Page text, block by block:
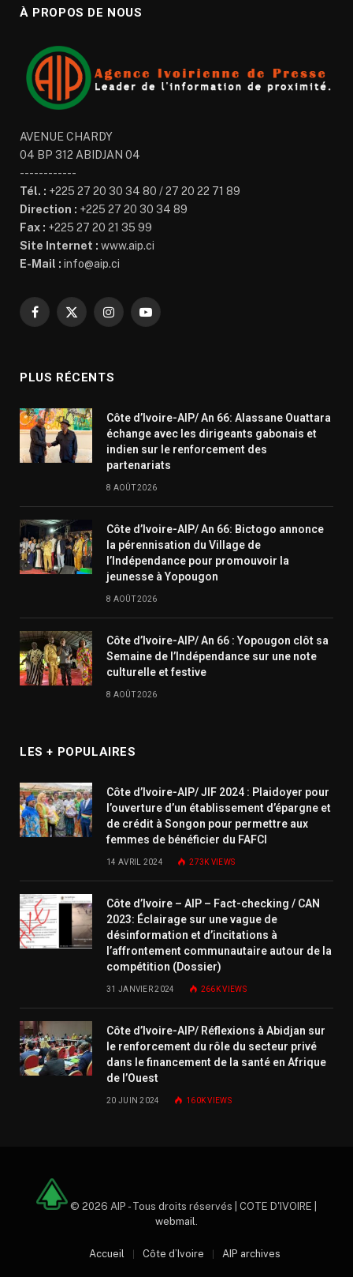
À PROPOS DE NOUS
AVENUE CHARDY
04 BP 312 ABIDJAN 04
------------
Tél. : +225 27 20 30 34 80 / 27 20 22 71 89
Direction : +225 27 20 30 34 89
Fax : +225 27 20 21 35 99
Site Internet : www.aip.ci
E-Mail : info@aip.ci
Facebook
X
InstagramYouTube
PLUS RÉCENTS
Côte d’Ivoire-AIP/ An 66: Alassane Ouattara
échange avec les dirigeants gabonais et
indien sur le renforcement des
partenariats
8 AOÛT 2026
Côte d’Ivoire-AIP/ An 66: Bictogo annonce
la pérennisation du Village de
l’Indépendance pour promouvoir la
jeunesse à Yopougon
8 AOÛT 2026
Côte d’Ivoire-AIP/ An 66 : Yopougon clôt sa
Semaine de l’Indépendance sur une note
culturelle et festive
8 AOÛT 2026
LES + POPULAIRES
Côte d’Ivoire-AIP/ JIF 2024 : Plaidoyer pour
l’ouverture d’un établissement d’épargne et
de crédit à Songon pour permettre aux
femmes de bénéficier du FAFCI
14 AVRIL 2024 273KVIEWS
Côte d’Ivoire – AIP – Fact-checking / CAN
2023: Éclairage sur une vague de
désinformation et d’incitations à
l’affrontement communautaire autour de la
compétition (Dossier)
31 JANVIER 2024 266KVIEWS
Côte d’Ivoire-AIP/ Réflexions à Abidjan sur
le renforcement du rôle du secteur privé
dans le financement de la santé en Afrique
de l’Ouest
20 JUIN 2024 160KVIEWS
© 2026 AIP - Tous droits réservés | COTE D'IVOIRE |
webmail.
Accueil Côte d’Ivoire AIP archives